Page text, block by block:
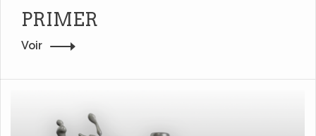
PRIMER
Voir